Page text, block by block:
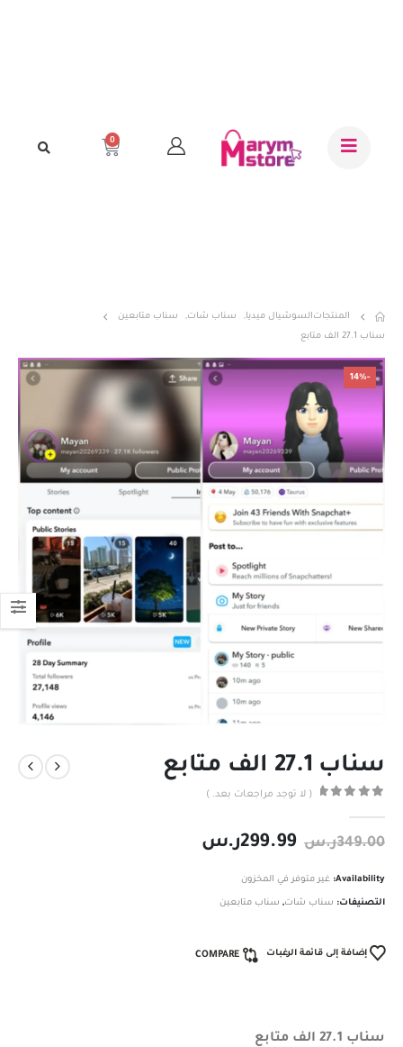
0
المنتجاتالسوشيال ميديا, سناب شات,
سناب متابعين
سناب 27.1 الف متابع
-14%
سناب 27.1 الف متابع
( لا توجد مراجعات بعد. )
349.00ر.س 299.99ر.س
Availability: غير متوفر في المخزون
التصنيفات: سناب شات, سناب متابعين
إضافة إلى قائمة الرغبات COMPARE
سناب 27.1 الف متابع